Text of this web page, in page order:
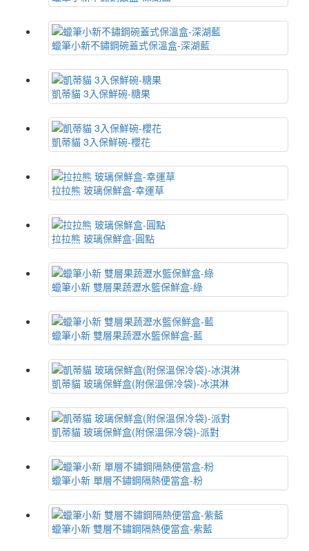
蠟筆小新不鏽鋼碗蓋式保溫盒-深湖藍
凱蒂貓 3入保鮮碗-糖果
凱蒂貓 3入保鮮碗-櫻花
拉拉熊 玻璃保鮮盒-幸運草
拉拉熊 玻璃保鮮盒-圓點
蠟筆小新 雙層果蔬瀝水籃保鮮盒-綠
蠟筆小新 雙層果蔬瀝水籃保鮮盒-藍
凱蒂貓 玻璃保鮮盒(附保溫保冷袋)-冰淇淋
凱蒂貓 玻璃保鮮盒(附保溫保冷袋)-派對
蠟筆小新 單層不鏽鋼隔熱便當盒-粉
蠟筆小新 雙層不鏽鋼隔熱便當盒-紫藍